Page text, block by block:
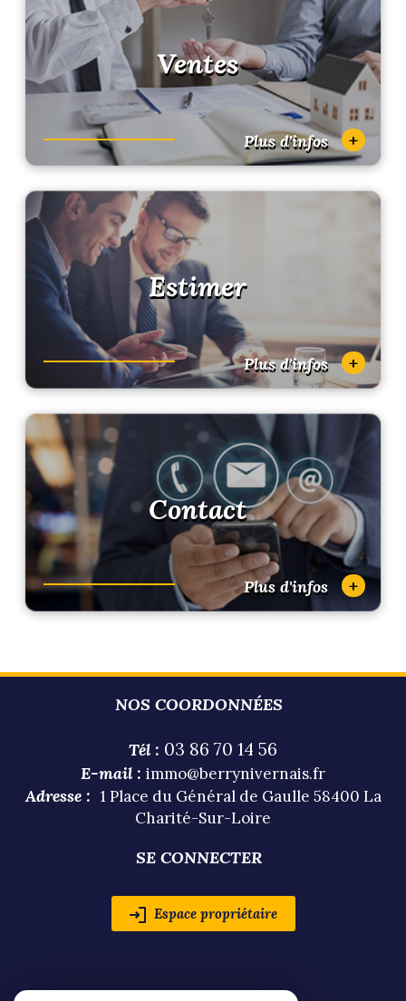
Ventes
Plus d'infos +
Estimer
Plus d'infos +
Contact
Plus d'infos +
NOS COORDONNÉES
Tél : 03 86 70 14 56
E-mail : immo@berrynivernais.fr
Adresse : 1 Place du Général de Gaulle 58400 La
Charité-Sur-Loire
SE CONNECTER
Espace propriétaire